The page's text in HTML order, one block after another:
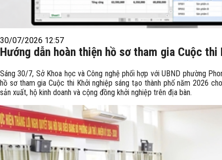
30/07/2026 12:57
Hướng dẫn hoàn thiện hồ sơ tham gia Cuộc
Sáng 30/7, Sở Khoa học và Công nghệ phối hợp với UBND phường
hồ sơ tham gia Cuộc thi Khởi nghiệp sáng tạo thành phố năm 2026
sản xuất, hộ kinh doanh và cộng đồng khởi nghiệp trên địa bàn.